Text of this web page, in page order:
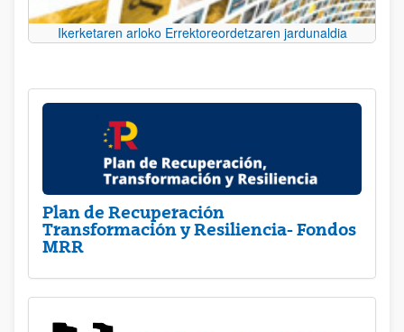
Ikerketaren arloko Errektoreordetzaren jardunaldia
Plan de Recuperación
Transformación y Resiliencia- Fondos
MRR